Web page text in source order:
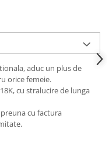
aduc un plus de
orice femeie.
cu stralucire de lunga
cu factura